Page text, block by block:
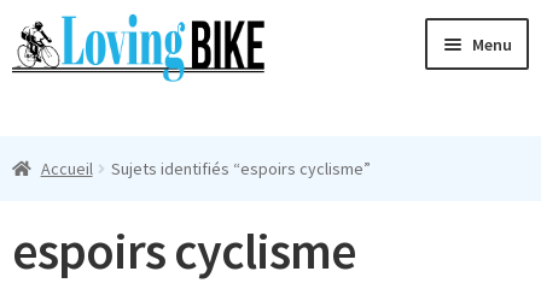
Aller
à
la
Aller
au
contenu
Menu
Manches Courtes
Manches Longues
Accueil Sujets identifiés “espoirs cyclisme”
espoirs cyclisme